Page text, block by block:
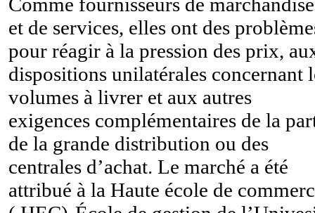
et de services, elles ont des
pour réagir à la pression des prix,
dispositions unilatérales concernant
volumes à livrer et aux autres
exigences complémentaires de la
de la grande distribution ou des
centrales d’achat. Le marché a été
attribué à la Haute école de